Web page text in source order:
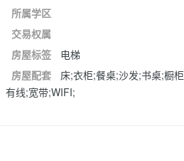
所属学区
交易权属
房屋标签
电梯
房屋配套
床;衣柜;餐桌;沙发;书桌;橱
有线;宽带;WIFI;